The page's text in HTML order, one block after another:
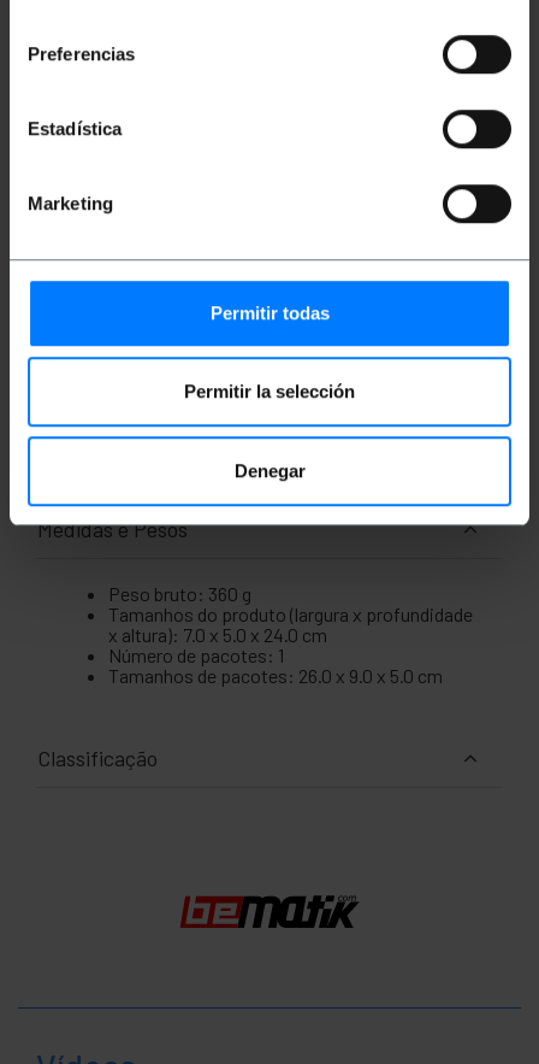
Preferencias
Estadística
Marketing
Permitir todas
Permitir la selección
Denegar
Especificações
Caixa suspensa em plástico ABS amarelo, da
momentâneos NÃO exclusivos (quando um é
Botões com tampa, que permitem configurá-
profundidade x altura): 70 x 50 x 240 mm.
automação elétrica, em ambientes
robôs, monta-cargas, etc.
Medidas e Pesos
Peso bruto: 360 g
Tamanhos do produto (largura x profundidade
x altura): 7.0 x 5.0 x 24.0 cm
Número de pacotes: 1
Tamanhos de pacotes: 26.0 x 9.0 x 5.0 cm
Classificação